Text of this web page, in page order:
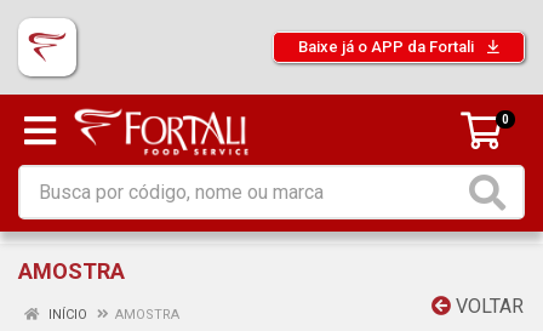
Baixe já o APP da Fortali
0
AMOSTRA
VOLTAR
INÍCIO AMOSTRA